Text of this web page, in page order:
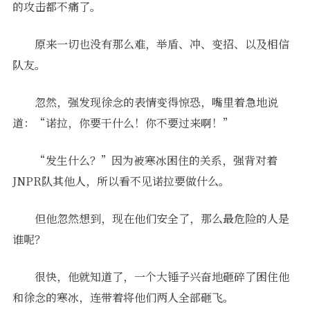
的攻击都不痛了。
原来一切也没有那么难，举盾、冲、变招、以及相信
队友。
忽然，强发现徐念的表情变得惊恐，嘴里着急地说
道：“诺拉，你要干什么！你不要过来啊！”
“发生什么？”因为被寒冰困住的关系，强背对着
JNPR队其他人，所以看不见诺拉要做什么。
但他忽然想到，现在他们安全了，那么最危险的人是
谁呢？
很快，他就知道了，一个大锤子兴奋地砸碎了困住他
和徐念的寒冰，连带着将他们两人全部砸飞。